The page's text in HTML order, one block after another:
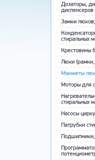
Дозаторы,
Замки
стиральных
Крестовины
Люки (рамки,
Манжеты
Моторы для
стиральных
Насосы
Патрубки